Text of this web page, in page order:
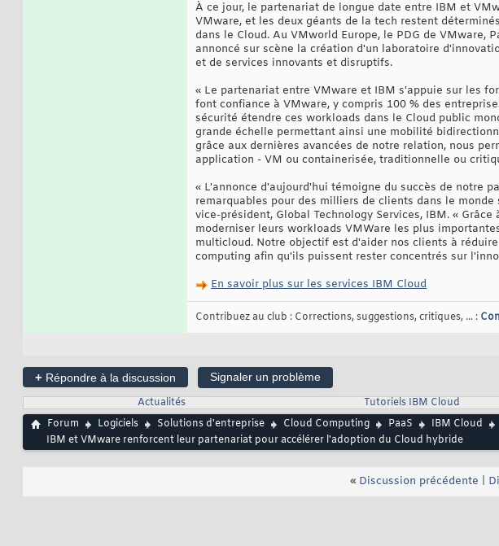
À ce jour, le partenariat de longue date entre IBM et
VMware, et les deux géants de la tech restent
dans le Cloud. Au VMworld Europe, le PDG de VMware,
annoncé sur scène la création d'un laboratoire
et de services innovants et disruptifs.
« Le partenariat entre VMware et IBM s'appuie sur les
font confiance à VMware, y compris 100 % des
sécurité étendre ces workloads dans le Cloud public
grande échelle permettant ainsi une mobilité
grâce aux dernières avancées de notre relation, nous
application - VM ou containerisée, traditionnelle ou
« L'annonce d'aujourd'hui témoigne du succès de notre
remarquables pour des milliers de clients dans le
vice-président, Global Technology Services, IBM. «
moderniser leurs workloads VMWare les plus
multicloud. Notre objectif est d'aider nos clients à
computing afin qu'ils puissent rester concentrés sur
En savoir plus sur les services IBM Cloud
Contribuez au club : Corrections, suggestions, critiques, ... :
+ Répondre à la discussion
Signaler un problème
Actualités
Tutoriels IBM Cloud
Forum
Logiciels Solutions d'entreprise Cloud Computing PaaS
IBM Cloud
IBM et VMware renforcent leur partenariat pour accélérer l'adoption du Cloud hybride
« Discussion précédente